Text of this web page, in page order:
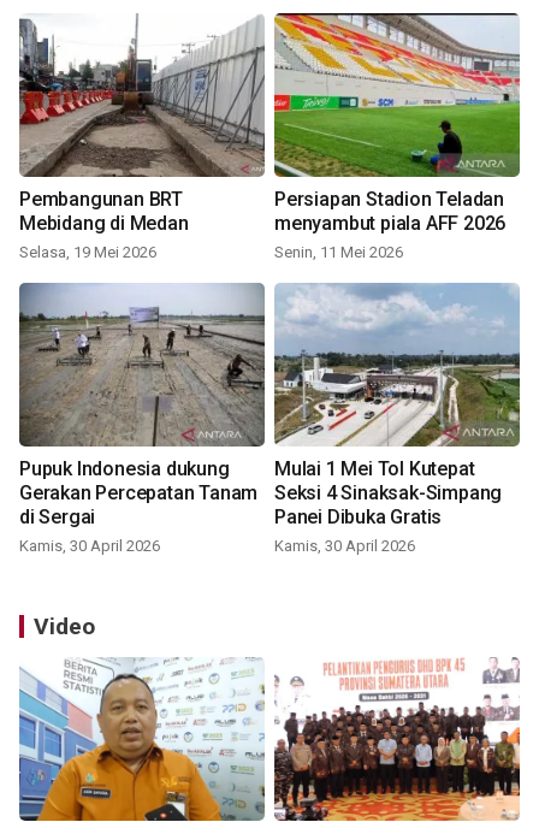
Pembangunan BRT
Mebidang di Medan
Selasa, 19 Mei 2026
Persiapan Stadion Teladan
menyambut piala AFF 2026
Senin, 11 Mei 2026
Pupuk Indonesia dukung
Gerakan Percepatan Tanam
di Sergai
Kamis, 30 April 2026
Mulai 1 Mei Tol Kutepat
Seksi 4 Sinaksak-Simpang
Panei Dibuka Gratis
Kamis, 30 April 2026
Video